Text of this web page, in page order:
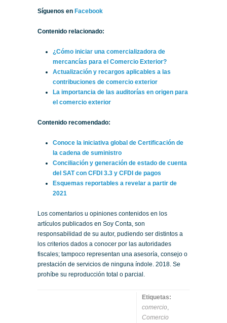
Síguenos en Facebook
Contenido relacionado:
¿Cómo iniciar una comercializadora de
mercancías para el Comercio Exterior?
Actualización y recargos aplicables a las
contribuciones de comercio exterior
La importancia de las auditorías en origen para
el comercio exterior
Contenido recomendado:
Conoce la iniciativa global de Certificación de
la cadena de suministro
Conciliación y generación de estado de cuenta
del SAT con CFDI 3.3 y CFDI de pagos
Esquemas reportables a revelar a partir de
2021
Los comentarios u opiniones contenidos en los
artículos publicados en Soy Conta, son
responsabilidad de su autor, pudiendo ser distintos a
los criterios dados a conocer por las autoridades
fiscales; tampoco representan una asesoría, consejo o
prestación de servicios de ninguna índole. 2018. Se
prohíbe su reproducción total o parcial.
Etiquetas:
comercio,
Comercio